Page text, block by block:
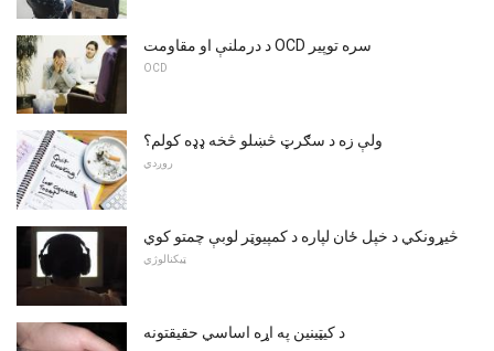
د درملنې او مقاومت OCD سره توپیر
OCD
ولې زه د سګرټ څښلو څخه ډډه کولم؟
روږدي
څیړونکي د خپل ځان لپاره د کمپیوټر لوبې چمتو کوي
ټیکنالوژي
د کیټینین په اړه اساسي حقیقتونه